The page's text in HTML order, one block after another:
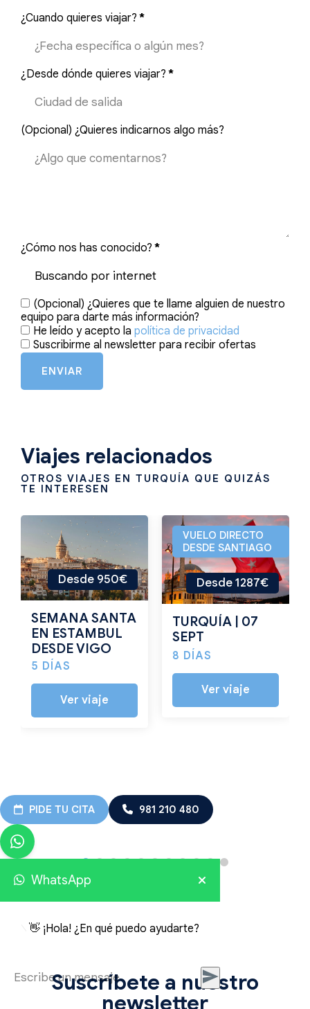
¿Cuando quieres viajar? *
¿Desde dónde quieres viajar? *
(Opcional) ¿Quieres indicarnos algo más?
¿Cómo nos has conocido? *
(Opcional) ¿Quieres que te llame alguien de nuestro
equipo para darte más información?
He leído y acepto la política de privacidad
Suscribirme al newsletter para recibir ofertas
ENVIAR
Viajes relacionados
OTROS VIAJES EN TURQUÍA QUE QUIZÁS
TE INTERESEN
Desde 950€
SEMANA SANTA
EN ESTAMBUL
DESDE VIGO
5 DÍAS
Ver viaje
Desde 1287€
VUELO DIRECTO
DESDE SANTIAGO
TURQUÍA | 07
SEPT
8 DÍAS
Ver viaje
Suscríbete a nuestro
PIDE TU CITA 981 210 480
WhatsApp
👋 ¡Hola! ¿En qué puedo ayudarte?